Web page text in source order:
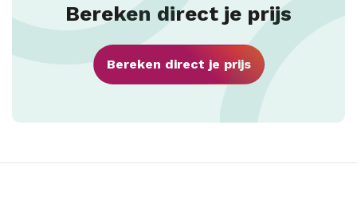
Bereken direct je prijs
Bereken direct je prijs